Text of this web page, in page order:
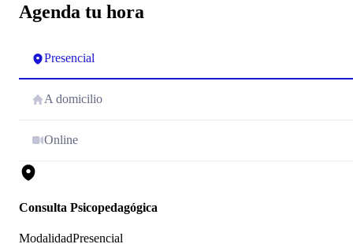
Agenda tu hora
Presencial
A domicilio
Online
Consulta Psicopedagógica
ModalidadPresencial